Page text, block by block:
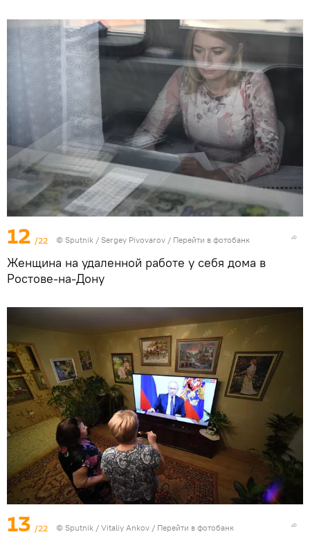
12 /22 © Sputnik / Sergey Pivovarov / Перейти в фотобанк
Женщина на удаленной работе у себя дома в
Ростове-на-Дону
13 /22 © Sputnik / Vitaliy Ankov / Перейти в фотобанк